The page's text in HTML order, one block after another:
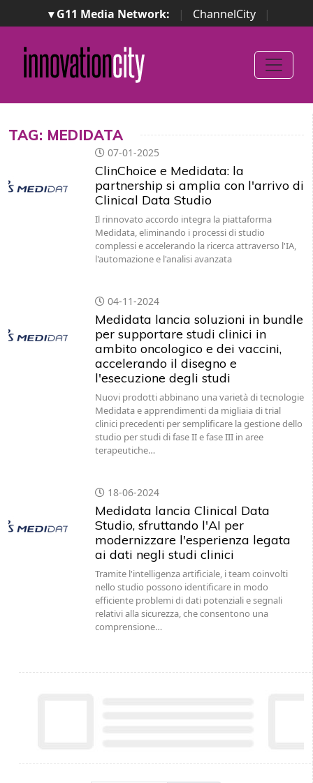
▾ G11 Media Network: | ChannelCity
|
ImpresaCity | SecurityOpenLab | Italian Channel
Awards
Italian Project Awards
Italian Security
Awards
TAG: MEDIDATA
07-01-2025
ClinChoice e Medidata: la
partnership si amplia con l'arrivo di
Clinical Data Studio
Il rinnovato accordo integra la piattaforma
Medidata, eliminando i processi di studio
complessi e accelerando la ricerca attraverso l'IA,
l'automazione e l'analisi avanzata
04-11-2024
Medidata lancia soluzioni in bundle
per supportare studi clinici in
ambito oncologico e dei vaccini,
accelerando il disegno e
l'esecuzione degli studi
Nuovi prodotti abbinano una varietà di tecnologie
Medidata e apprendimenti da migliaia di trial
clinici precedenti per semplificare la gestione dello
studio per studi di fase II e fase III in aree
terapeutiche…
18-06-2024
Medidata lancia Clinical Data
Studio, sfruttando l'AI per
modernizzare l'esperienza legata
ai dati negli studi clinici
Tramite l'intelligenza artificiale, i team coinvolti
nello studio possono identificare in modo
efficiente problemi di dati potenziali e segnali
relativi alla sicurezza, che consentono una
comprensione…